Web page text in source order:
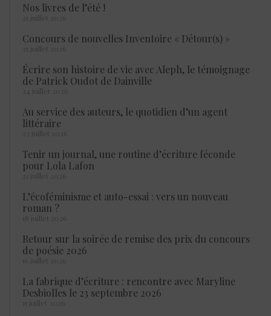
Nos livres de l’été !
25 juillet 2026
Concours de nouvelles Inventoire « Détour(s) »
25 juillet 2026
Écrire son histoire de vie avec Aleph, le témoignage
de Patrick Oudot de Dainville
24 juillet 2026
Au service des auteurs, le quotidien d’un agent
littéraire
23 juillet 2026
Tenir un journal, une routine d’écriture féconde
pour Lola Lafon
21 juillet 2026
L’écoféminisme et auto-essai : vers un nouveau
roman ?
18 juillet 2026
Retour sur la soirée de remise des prix du concours
de poésie 2026
16 juillet 2026
La fabrique d’écriture : rencontre avec Maryline
Desbiolles le 23 septembre 2026
15 juillet 2026